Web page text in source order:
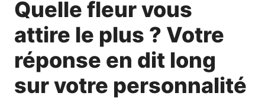
Quelle fleur vous
attire le plus ? Votre
réponse en dit long
sur votre personnalité